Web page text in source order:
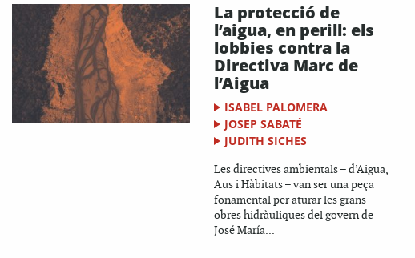
La protecció de
l’aigua, en perill: els
lobbies contra la
Directiva Marc de
l’Aigua
ISABEL PALOMERA
JOSEP SABATÉ
JUDITH SICHES
Les directives ambientals – d’Aigua,
Aus i Hàbitats – van ser una peça
fonamental per aturar les grans
obres hidràuliques del govern de
José María...